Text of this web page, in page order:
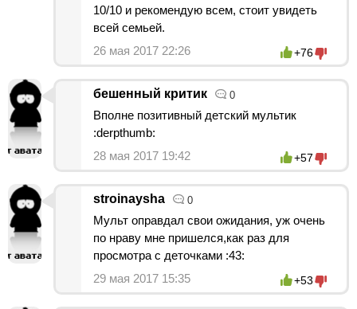
10/10 и рекомендую всем, стоит увидеть
всей семьей.
26 мая 2017 22:26
+76
бешенный критик 0
Вполне позитивный детский мультик
:derpthumb:
28 мая 2017 19:42
+57
stroinaysha 0
Мульт оправдал свои ожидания, уж очень
по нраву мне пришелся,как раз для
просмотра с деточками :43:
29 мая 2017 15:35
+53